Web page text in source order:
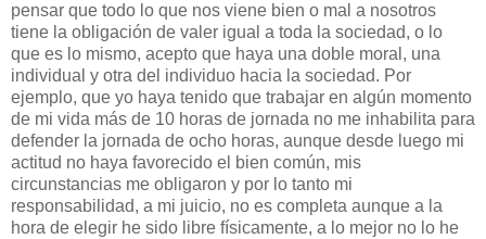
pensar que todo lo que nos viene bien o mal a nosotros
tiene la obligación de valer igual a toda la sociedad, o lo
que es lo mismo, acepto que haya una doble moral, una
individual y otra del individuo hacia la sociedad. Por
ejemplo, que yo haya tenido que trabajar en algún momento
de mi vida más de 10 horas de jornada no me inhabilita para
defender la jornada de ocho horas, aunque desde luego mi
actitud no haya favorecido el bien común, mis
circunstancias me obligaron y por lo tanto mi
responsabilidad, a mi juicio, no es completa aunque a la
hora de elegir he sido libre físicamente, a lo mejor no lo he